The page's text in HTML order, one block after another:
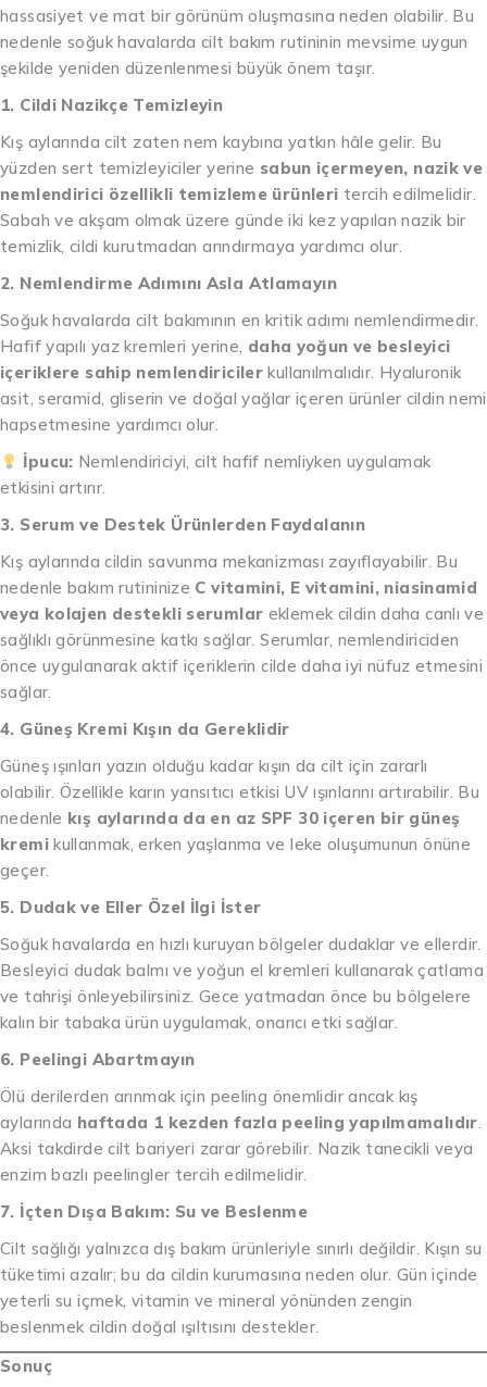
hassasiyet ve mat bir görünüm oluşmasına neden olabilir. Bu
nedenle soğuk havalarda cilt bakım rutininin mevsime uygun
şekilde yeniden düzenlenmesi büyük önem taşır.
1. Cildi Nazikçe Temizleyin
Kış aylarında cilt zaten nem kaybına yatkın hâle gelir. Bu
yüzden sert temizleyiciler yerine sabun içermeyen, nazik ve
nemlendirici özellikli temizleme ürünleri tercih edilmelidir.
Sabah ve akşam olmak üzere günde iki kez yapılan nazik bir
temizlik, cildi kurutmadan arındırmaya yardımcı olur.
2. Nemlendirme Adımını Asla Atlamayın
Soğuk havalarda cilt bakımının en kritik adımı nemlendirmedir.
Hafif yapılı yaz kremleri yerine, daha yoğun ve besleyici
içeriklere sahip nemlendiriciler kullanılmalıdır. Hyaluronik
asit, seramid, gliserin ve doğal yağlar içeren ürünler cildin nemi
hapsetmesine yardımcı olur.
İpucu: Nemlendiriciyi, cilt hafif nemliyken uygulamak
etkisini artırır.
3. Serum ve Destek Ürünlerden Faydalanın
Kış aylarında cildin savunma mekanizması zayıflayabilir. Bu
nedenle bakım rutininize C vitamini, E vitamini, niasinamid
veya kolajen destekli serumlar eklemek cildin daha canlı ve
sağlıklı görünmesine katkı sağlar. Serumlar, nemlendiriciden
önce uygulanarak aktif içeriklerin cilde daha iyi nüfuz etmesini
sağlar.
4. Güneş Kremi Kışın da Gereklidir
Güneş ışınları yazın olduğu kadar kışın da cilt için zararlı
olabilir. Özellikle karın yansıtıcı etkisi UV ışınlarını artırabilir. Bu
nedenle kış aylarında da en az SPF 30 içeren bir güneş
kremikullanmak, erken yaşlanma ve leke oluşumunun önüne
geçer.
5. Dudak ve Eller Özel İlgi İster
Soğuk havalarda en hızlı kuruyan bölgeler dudaklar ve ellerdir.
Besleyici dudak balmı ve yoğun el kremleri kullanarak çatlama
ve tahrişi önleyebilirsiniz. Gece yatmadan önce bu bölgelere
kalın bir tabaka ürün uygulamak, onarıcı etki sağlar.
6. Peelingi Abartmayın
Ölü derilerden arınmak için peeling önemlidir ancak kış
aylarında haftada 1 kezden fazla peeling yapılmamalıdır.
Aksi takdirde cilt bariyeri zarar görebilir. Nazik tanecikli veya
enzim bazlı peelingler tercih edilmelidir.
7. İçten Dışa Bakım: Su ve Beslenme
Cilt sağlığı yalnızca dış bakım ürünleriyle sınırlı değildir. Kışın su
tüketimi azalır; bu da cildin kurumasına neden olur. Gün içinde
yeterli su içmek, vitamin ve mineral yönünden zengin
beslenmek cildin doğal ışıltısını destekler.
Sonuç